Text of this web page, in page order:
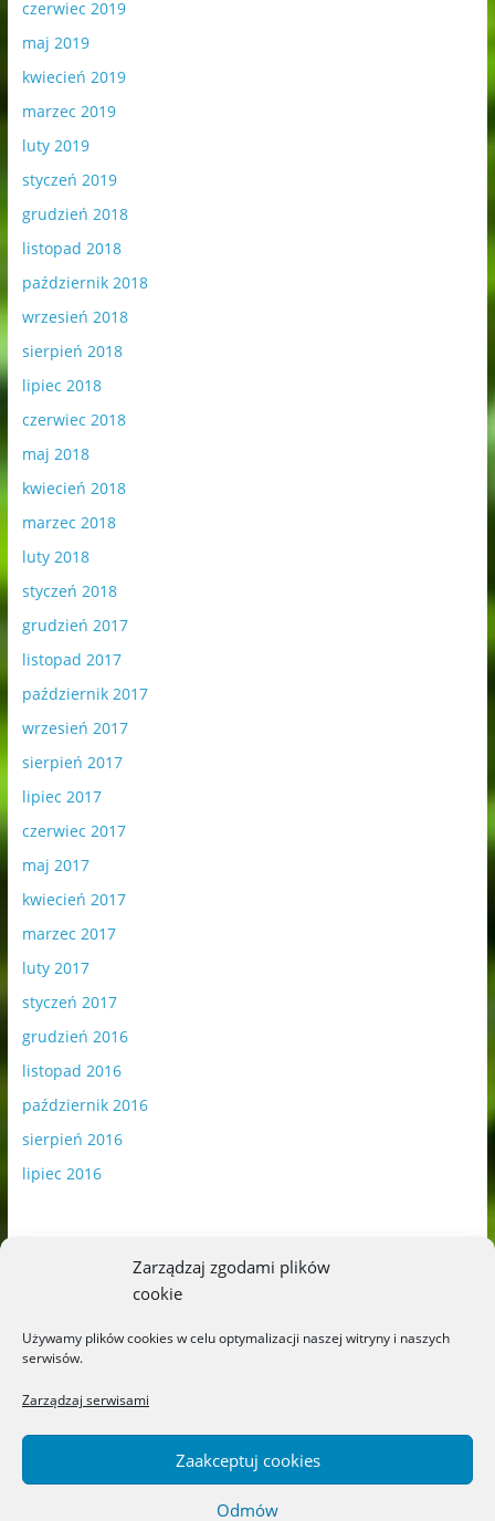
Zarządzaj zgodami plików
cookie
Używamy plików cookies w celu optymalizacji naszej witryny i naszych
serwisów.
Zarządzaj serwisami
Zaakceptuj cookies
Odmów
czerwiec 2019
maj 2019
kwiecień 2019
marzec 2019
luty 2019
styczeń 2019
grudzień 2018
listopad 2018
październik 2018
wrzesień 2018
sierpień 2018
lipiec 2018
czerwiec 2018
maj 2018
kwiecień 2018
marzec 2018
luty 2018
styczeń 2018
grudzień 2017
listopad 2017
październik 2017
wrzesień 2017
sierpień 2017
lipiec 2017
czerwiec 2017
maj 2017
kwiecień 2017
marzec 2017
luty 2017
styczeń 2017
grudzień 2016
listopad 2016
październik 2016
sierpień 2016
lipiec 2016